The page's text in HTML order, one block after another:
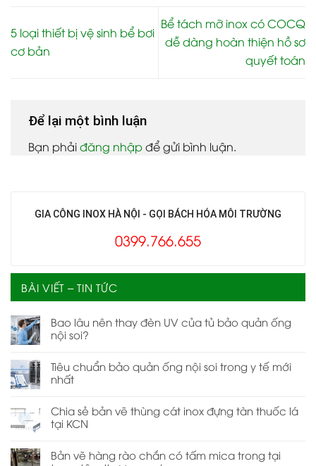
GIA CÔNG INOX HÀ NỘI - GỌI BÁCH HÓA MÔI TRƯỜNG
0399.766.655
BÀI VIẾT – TIN TỨC
Bao lâu nên thay đèn UV của tủ bảo quản ống
nội soi?
Tiêu chuẩn bảo quản ống nội soi trong y tế mới
nhất
Chia sẻ bản vẽ thùng cát inox đựng tàn thuốc lá
tại KCN
Bản vẽ hàng rào chắn có tấm mica trong tại
5 loại thiết bị vệ sinh bể bơi
cơ bản
Bể tách mỡ inox có COCQ
dễ dàng hoàn thiện hồ sơ
quyết toán
Để lại một bình luận
Bạn phảiđăng nhậpđể gửi bình luận.